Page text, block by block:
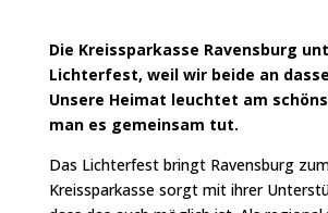
Die Kreissparkasse Ravensburg
Lichterfest, weil wir beide an
Unsere Heimat leuchtet am
man es gemeinsam tut.
Das Lichterfest bringt Ravensburg
Kreissparkasse sorgt mit ihrer